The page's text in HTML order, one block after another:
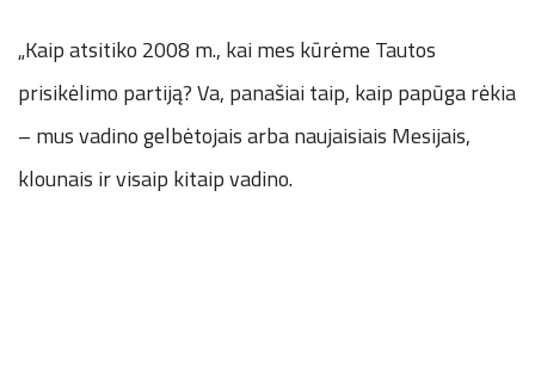
„Kaip atsitiko 2008 m., kai mes kūrėme Tautos
prisikėlimo partiją? Va, panašiai taip, kaip papūga rėkia
– mus vadino gelbėtojais arba naujaisiais Mesijais,
klounais ir visaip kitaip vadino.